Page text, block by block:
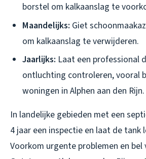
borstel om kalkaanslag te
Maandelijks: Giet
om kalkaanslag te verwijderen.
Jaarlijks: Laat een professional
ontluchting controleren, vooral
woningen in Alphen aan den Rijn.
In landelijke gebieden met een
4 jaar een inspectie en laat de tank
Voorkom urgente problemen en bel